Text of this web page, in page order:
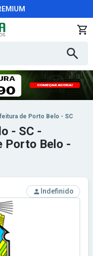
de Porto Belo - SC
Indefinido
- SC -
Porto Belo -